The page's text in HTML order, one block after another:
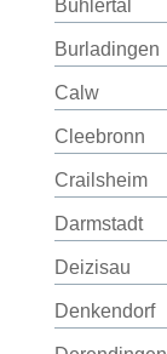
Bühlertal
Burladingen
Calw
Cleebronn
Crailsheim
Darmstadt
Deizisau
Denkendorf